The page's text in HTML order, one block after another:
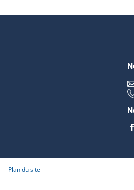
Plan du site